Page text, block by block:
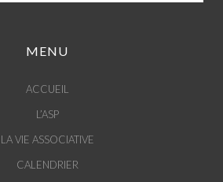
MENU
ACCUEIL
L’ASP
LA VIE ASSOCIATIVE
CALENDRIER